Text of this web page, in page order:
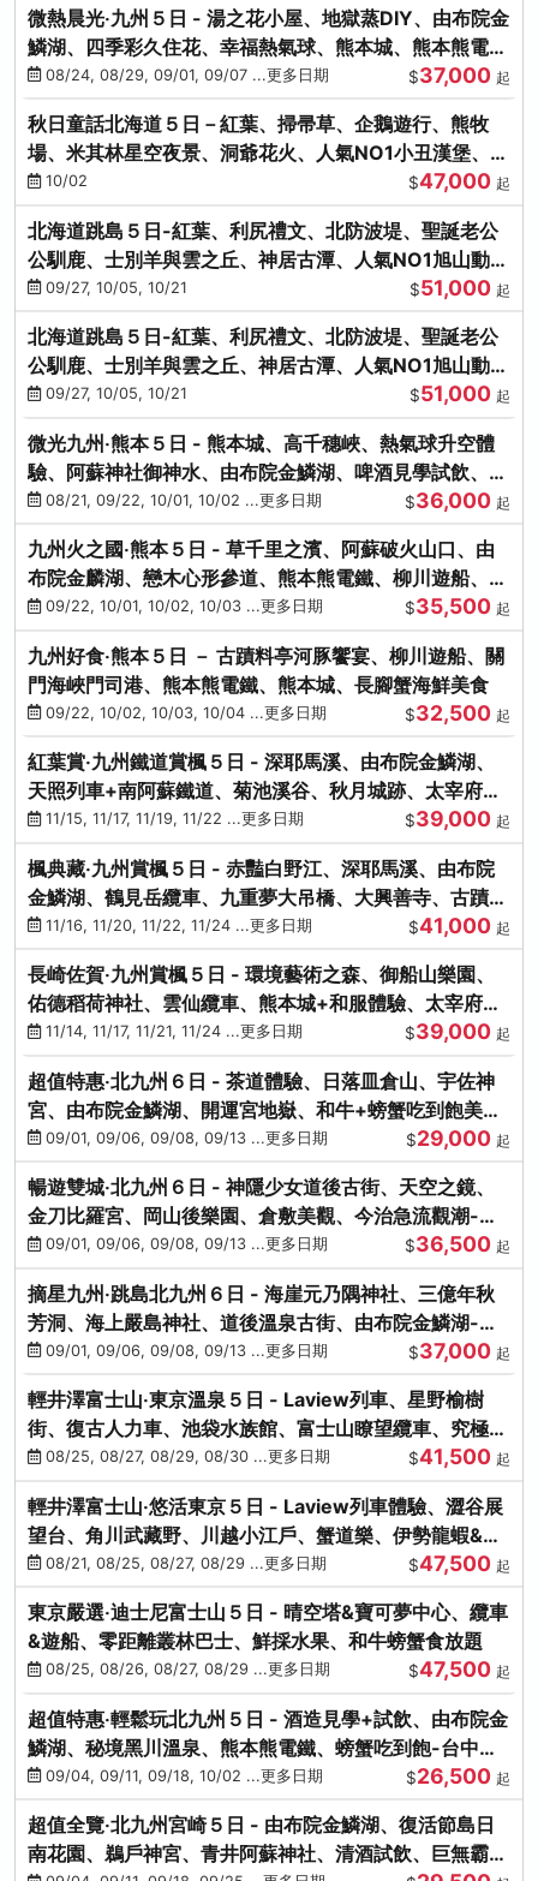
微熱晨光‧九州５日 - 湯之花小屋、地獄蒸DIY、由布院金
鱗湖、四季彩久住花、幸福熱氣球、熊本城、熊本熊電
鐵、螃蟹吃到飽
08/24, 08/29, 09/01, 09/07 ...更多日期 $37,000 起
秋日童話北海道５日－紅葉、掃帚草、企鵝遊行、熊牧
場、米其林星空夜景、洞爺花火、人氣NO1小丑漢堡、螃
蟹放題(千/函)
10/02 $47,000 起
北海道跳島５日-紅葉、利尻禮文、北防波堤、聖誕老公
公馴鹿、士別羊與雲之丘、神居古潭、人氣NO1旭山動物
園、海膽涮涮鍋
09/27, 10/05, 10/21 $51,000 起
北海道跳島５日-紅葉、利尻禮文、北防波堤、聖誕老公
公馴鹿、士別羊與雲之丘、神居古潭、人氣NO1旭山動物
園、海膽涮涮鍋
09/27, 10/05, 10/21 $51,000 起
微光九州‧熊本５日 - 熊本城、高千穗峽、熱氣球升空體
驗、阿蘇神社御神水、由布院金鱗湖、啤酒見學試飲、豪
華海鮮盛宴
08/21, 09/22, 10/01, 10/02 ...更多日期 $36,000 起
九州火之國‧熊本５日 - 草千里之濱、阿蘇破火山口、由
布院金麟湖、戀木心形參道、熊本熊電鐵、柳川遊船、地
獄蒸DIY
09/22, 10/01, 10/02, 10/03 ...更多日期 $35,500 起
九州好食‧熊本５日 － 古蹟料亭河豚饗宴、柳川遊船、關
門海峽門司港、熊本熊電鐵、熊本城、長腳蟹海鮮美食
09/22, 10/02, 10/03, 10/04 ...更多日期 $32,500 起
紅葉賞‧九州鐵道賞楓５日 - 深耶馬溪、由布院金鱗湖、
天照列車+南阿蘇鐵道、菊池溪谷、秋月城跡、太宰府天
滿宮、竈門神社
11/15, 11/17, 11/19, 11/22 ...更多日期 $39,000 起
楓典藏‧九州賞楓５日 - 赤豔白野江、深耶馬溪、由布院
金鱗湖、鶴見岳纜車、九重夢大吊橋、大興善寺、古蹟河
豚+和牛饗宴
11/16, 11/20, 11/22, 11/24 ...更多日期 $41,000 起
長崎佐賀‧九州賞楓５日 - 環境藝術之森、御船山樂園、
佑德稻荷神社、雲仙纜車、熊本城+和服體驗、太宰府天
滿宮、光明禪寺
11/14, 11/17, 11/21, 11/24 ...更多日期 $39,000 起
超值特惠‧北九州６日 - 茶道體驗、日落皿倉山、宇佐神
宮、由布院金鱗湖、開運宮地嶽、和牛+螃蟹吃到飽美
饌-台中出發
09/01, 09/06, 09/08, 09/13 ...更多日期 $29,000 起
暢遊雙城‧北九州６日 - 神隱少女道後古街、天空之鏡、
金刀比羅宮、岡山後樂園、倉敷美觀、今治急流觀潮-台
中出發
09/01, 09/06, 09/08, 09/13 ...更多日期 $36,500 起
摘星九州‧跳島北九州６日 - 海崖元乃隅神社、三億年秋
芳洞、海上嚴島神社、道後溫泉古街、由布院金鱗湖-台
中出發
09/01, 09/06, 09/08, 09/13 ...更多日期 $37,000 起
輕井澤富士山‧東京溫泉５日 - Laview列車、星野榆樹
街、復古人力車、池袋水族館、富士山瞭望纜車、究極海
鮮食放題
08/25, 08/27, 08/29, 08/30 ...更多日期 $41,500 起
輕井澤富士山‧悠活東京５日 - Laview列車體驗、澀谷展
望台、角川武藏野、川越小江戶、蟹道樂、伊勢龍蝦&海
膽生魚片
08/21, 08/25, 08/27, 08/29 ...更多日期 $47,500 起
東京嚴選‧迪士尼富士山５日 - 晴空塔&寶可夢中心、纜車
&遊船、零距離叢林巴士、鮮採水果、和牛螃蟹食放題
08/25, 08/26, 08/27, 08/29 ...更多日期 $47,500 起
超值特惠‧輕鬆玩北九州５日 - 酒造見學+試飲、由布院金
鱗湖、秘境黑川溫泉、熊本熊電鐵、螃蟹吃到飽-台中出
發09/04, 09/11, 09/18, 10/02 ...更多日期 $26,500 起
超值全覽‧北九州宮崎５日 - 由布院金鱗湖、復活節島日
南花園、鵜戶神宮、青井阿蘇神社、清酒試飲、巨無霸熊